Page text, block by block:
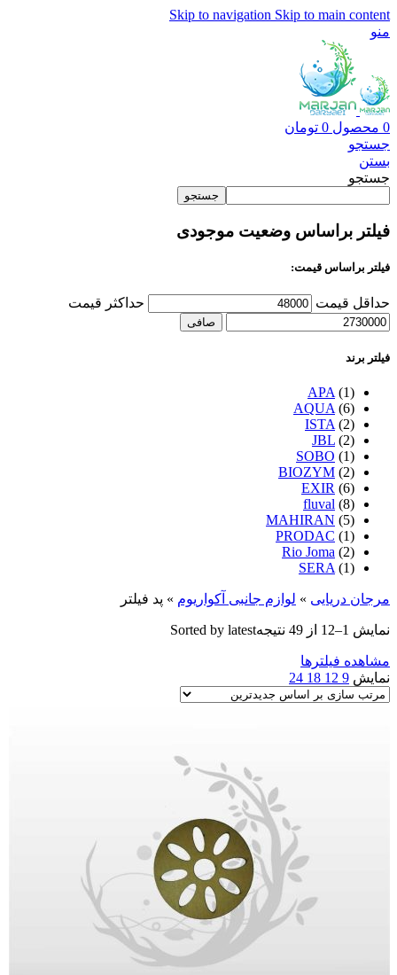
Skip to navigation Skip to main content
منو
0 محصول 0 تومان
جستجو
بستن
جستجو
جستجو
فیلتر براساس وضعیت موجودی
فیلتر براساس قیمت:
حداقل قیمت حداكثر قيمت
صافی
فیلتر برند
APA (1)
AQUA (6)
ISTA (2)
JBL (2)
SOBO (1)
BIOZYM (2)
EXIR (6)
fluval (8)
MAHIRAN (5)
PRODAC (1)
Rio Joma (2)
SERA (1)
مرجان دریایی » لوازم جانبی آکواریوم » پد فیلتر
نمایش 1–12 از 49 نتیجه Sorted by latest
مشاهده فیلترها
نمایش 9
12
18
24